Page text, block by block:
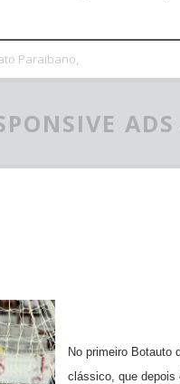
Paraibano,
No primeiro Botauto
clássico, que depois